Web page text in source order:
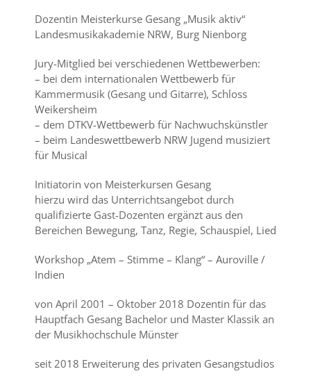
Dozentin Meisterkurse Gesang „Musik aktiv“
Landesmusikakademie NRW, Burg Nienborg
Jury-Mitglied bei verschiedenen Wettbewerben:
– bei dem internationalen Wettbewerb für
Kammermusik (Gesang und Gitarre), Schloss
Weikersheim
– dem DTKV-Wettbewerb für Nachwuchskünstler
– beim Landeswettbewerb NRW Jugend musiziert
für Musical
Initiatorin von Meisterkursen Gesang
hierzu wird das Unterrichtsangebot durch
qualifizierte Gast-Dozenten ergänzt aus den
Bereichen Bewegung, Tanz, Regie, Schauspiel, Lied
Workshop „Atem – Stimme – Klang“ – Auroville /
Indien
von April 2001 – Oktober 2018 Dozentin für das
Hauptfach Gesang Bachelor und Master Klassik an
der Musikhochschule Münster
seit 2018 Erweiterung des privaten Gesangstudios